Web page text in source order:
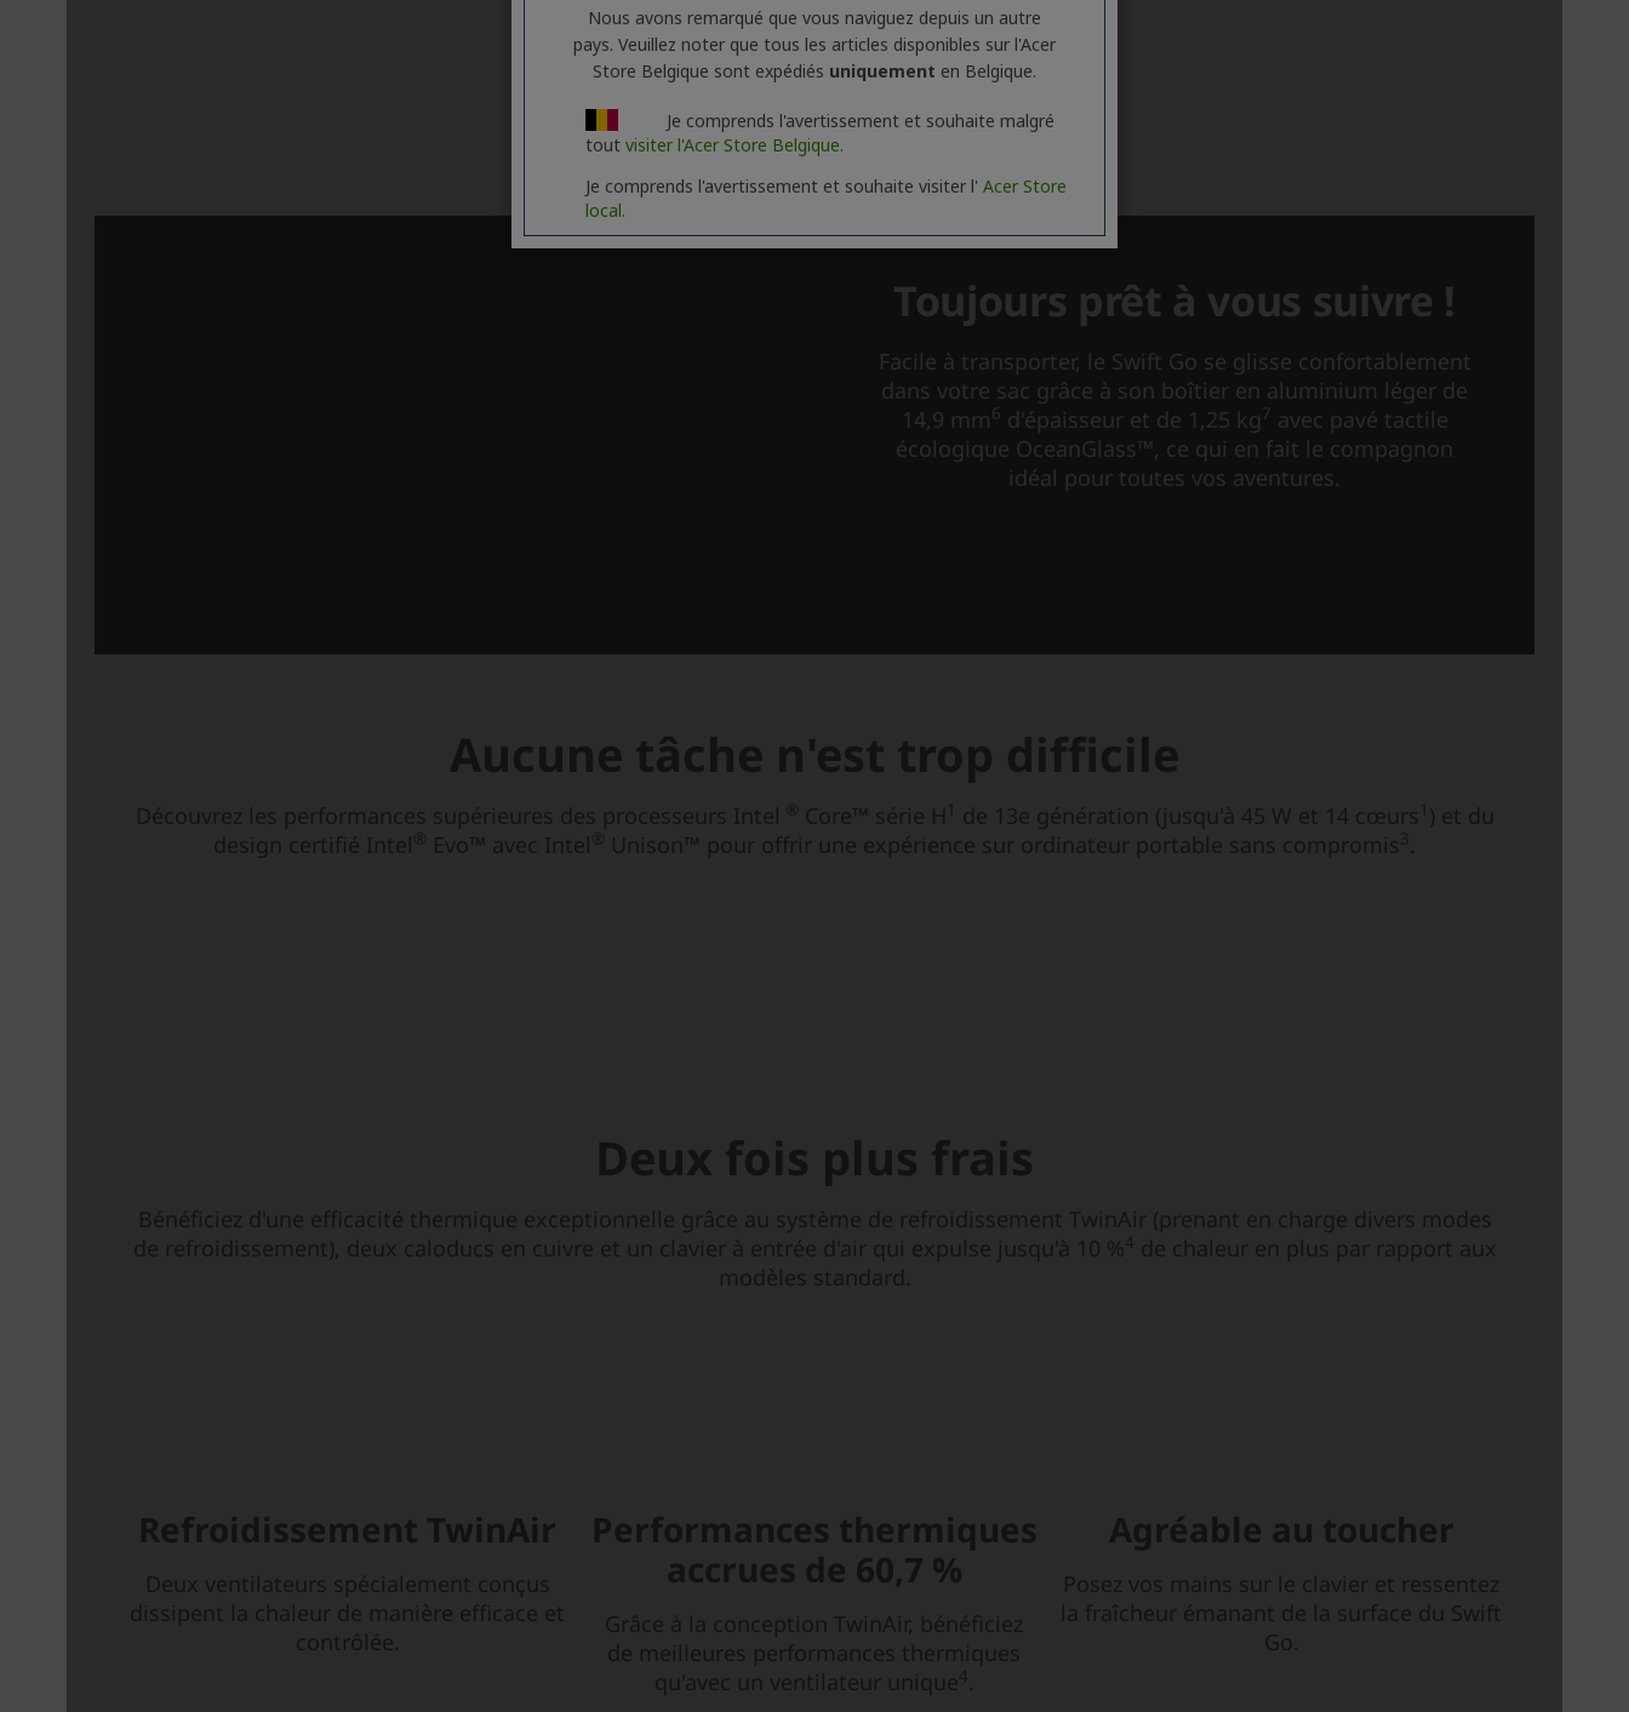
Nous avons remarqué que vous naviguez depuis un autre
pays. Veuillez noter que tous les articles disponibles sur l'Acer
Store Belgique sont expédiés uniquement en Belgique.
Je comprends l'avertissement et souhaite malgré
tout visiter l'Acer Store Belgique.
Je comprends l'avertissement et souhaite visiter l' Acer Store
local.